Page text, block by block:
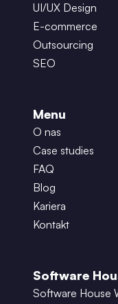
UI/UX Design
E-commerce
Outsourcing
SEO
Menu
O nas
Case studies
FAQ
Blog
Kariera
Kontakt
Software
Software House